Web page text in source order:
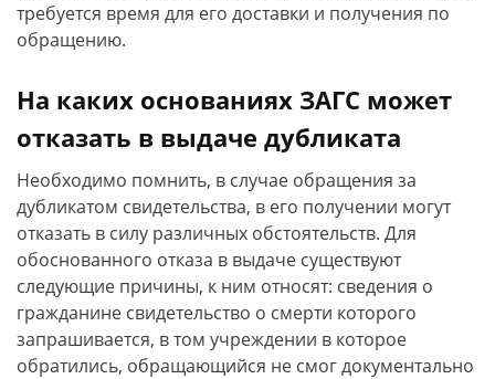
требуется время для его доставки и получения по
обращению.
На каких основаниях ЗАГС может
отказать в выдаче дубликата
Необходимо помнить, в случае обращения за
дубликатом свидетельства, в его получении могут
отказать в силу различных обстоятельств. Для
обоснованного отказа в выдаче существуют
следующие причины, к ним относят: сведения о
гражданине свидетельство о смерти которого
запрашивается, в том учреждении в которое
обратились, обращающийся не смог документально